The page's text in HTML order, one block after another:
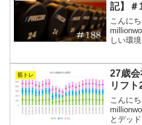
記】＃
こんに
しい環
しっか
も通り
筋トレ
27歳
リフ
こんに
とデッ